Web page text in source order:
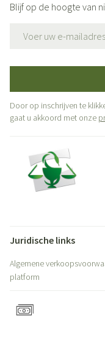
Blijf op de hoogte van
Door op inschrijven te
gaat u akkoord met onze
Juridische links
Algemene
platform